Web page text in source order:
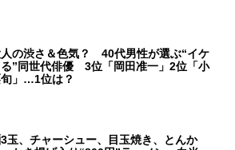
の渋さ＆色気？ 40代男性が選ぶ“イケ
”同世代俳優 3位「岡田准一」2位「小
」…1位は？
玉、チャーシュー、目玉焼き、とんか